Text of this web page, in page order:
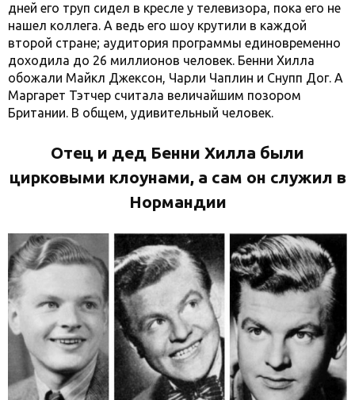
дней его труп сидел в кресле у телевизора, пока его не
нашел коллега. А ведь его шоу крутили в каждой
второй стране; аудитория программы единовременно
доходила до 26 миллионов человек. Бенни Хилла
обожали Майкл Джексон, Чарли Чаплин и Снупп Дог. А
Маргарет Тэтчер считала величайшим позором
Британии. В общем, удивительный человек.
Отец и дед Бенни Хилла были
цирковыми клоунами, а сам он служил в
Нормандии